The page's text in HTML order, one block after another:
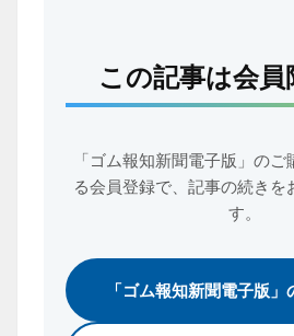
この記事は会
「ゴム報知新聞電子版」の
る会員登録で、 記事の続きを
す。
「ゴム報知新聞電子版